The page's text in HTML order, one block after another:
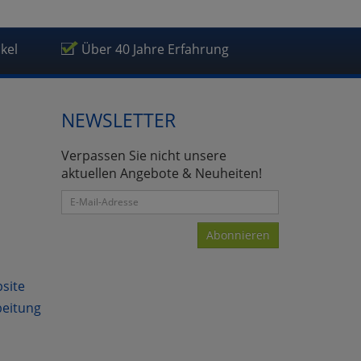
Über 40 Jahre Erfahrung
NEWSLETTER
Verpassen Sie nicht unsere
aktuellen Angebote & Neuheiten!
Abonnieren